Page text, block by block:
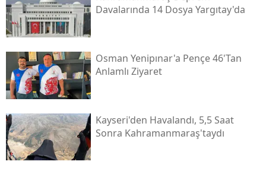
Davalarında 14 Dosya Yargıtay'da
Osman Yenipınar'a Pençe 46'tan
Anlamlı Ziyaret
Kayseri'den Havalandı, 5,5 Saat
Sonra Kahramanmaraş'taydı